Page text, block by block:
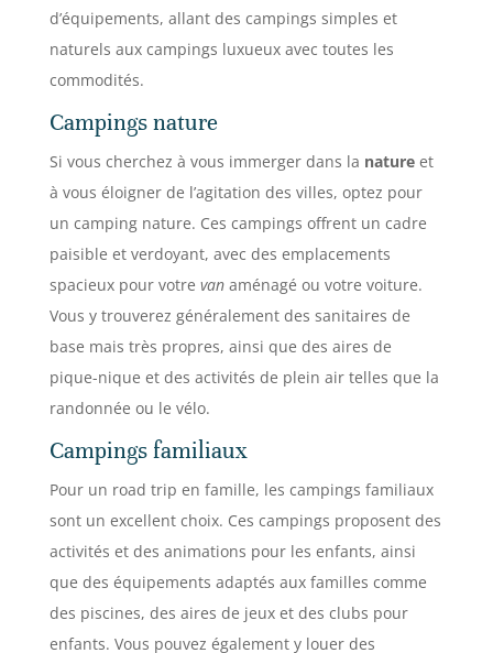
d’équipements, allant des campings simples et
naturels aux campings luxueux avec toutes les
commodités.
Campings nature
Si vous cherchez à vous immerger dans la natureet
à vous éloigner de l’agitation des villes, optez pour
un camping nature. Ces campings offrent un cadre
paisible et verdoyant, avec des emplacements
spacieux pour votre vanaménagé ou votre voiture.
Vous y trouverez généralement des sanitaires de
base mais très propres, ainsi que des aires de
pique-nique et des activités de plein air telles que la
randonnée ou le vélo.
Campings familiaux
Pour un road trip en famille, les campings familiaux
sont un excellent choix. Ces campings proposent des
activités et des animations pour les enfants, ainsi
que des équipements adaptés aux familles comme
des piscines, des aires de jeux et des clubs pour
enfants. Vous pouvez également y louer des